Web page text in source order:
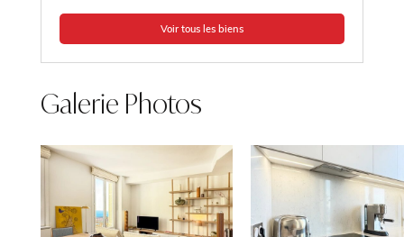
Voir tous les biens
Galerie Photos